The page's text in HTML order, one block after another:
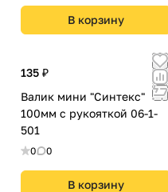
В корзину
135 ₽
Валик мини "Синтекс"
100мм с рукояткой 06-1-
501
0 0
В корзину